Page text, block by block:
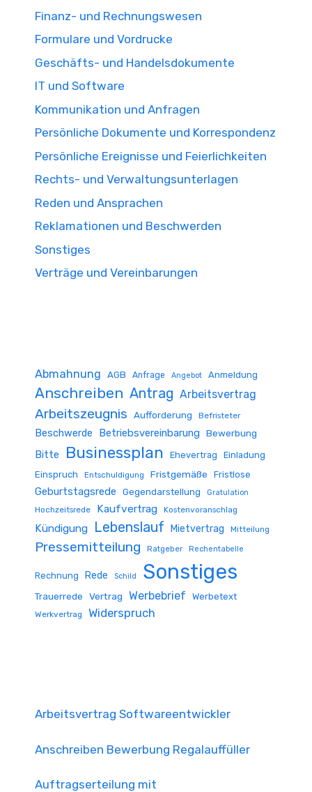
Finanz- und Rechnungswesen
Formulare und Vordrucke
Geschäfts- und Handelsdokumente
IT und Software
Kommunikation und Anfragen
Persönliche Dokumente und Korrespondenz
Persönliche Ereignisse und Feierlichkeiten
Rechts- und Verwaltungsunterlagen
Reden und Ansprachen
Reklamationen und Beschwerden
Sonstiges
Verträge und Vereinbarungen
Abmahnung AGB Anfrage Angebot Anmeldung
Anschreiben Antrag Arbeitsvertrag
Arbeitszeugnis Aufforderung Befristeter
Beschwerde Betriebsvereinbarung Bewerbung
Bitte Businessplan Ehevertrag
Einladung
Einspruch
Entschuldigung Fristgemäße Fristlose
Geburtstagsrede Gegendarstellung Gratulation
Hochzeitsrede Kaufvertrag Kostenvoranschlag
Kündigung Lebenslauf Mietvertrag Mitteilung
Pressemitteilung Ratgeber Rechentabelle
Rechnung Rede Schild Sonstiges
Trauerrede Vertrag Werbebrief Werbetext
Werkvertrag Widerspruch
Arbeitsvertrag Softwareentwickler
Anschreiben Bewerbung Regalauffüller
Auftragserteilung mit